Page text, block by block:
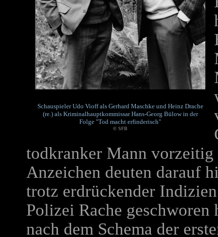
Schauspieler Udo Vioff als Gerhard Maschke und Heinz Drache
(re.) als Kriminalhauptkommissar Hans-Georg Bülow in der
Folge "Tod macht erfinderisch"
© SFB
todkranker Mann vorzeitig
Anzeichen deuten darauf
trotz erdrückender
Polizei Rache geschworen
nach dem Schema der